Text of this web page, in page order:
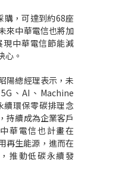
購，可達到約68座
來中華電信也將加
中華電信節能減
心。
陽總經理表示，未
、AI、Machine
環保零碳排理念
持續成為企業客戶
華電信也計畫在
再生能源，進而在
推動低碳永續發